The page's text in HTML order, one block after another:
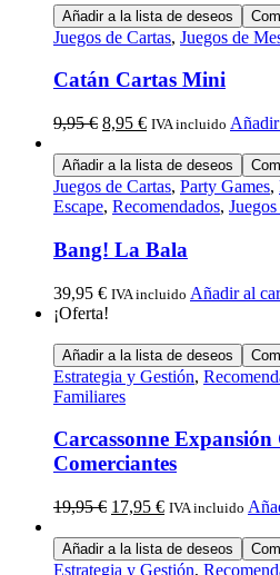
Añadir a la lista de deseos
Juegos de Cartas, Juegos de
Catán Cartas Mini
9,95€ 8,95 € IVA incluido
Añadir a la lista de deseos
Juegos de Cartas, Party Games,
Escape, Recomendados,
Bang! La Bala
39,95 € IVA incluido Añadir al
¡Oferta!
Añadir a la lista de deseos
Estrategia y Gestión,
Familiares
Carcassonne
Comerciantes
19,95€ 17,95 € IVA incluido
Añadir a la lista de deseos
Estrategia y Gestión,